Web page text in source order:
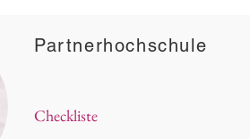
Partnerhochschule
Checkliste